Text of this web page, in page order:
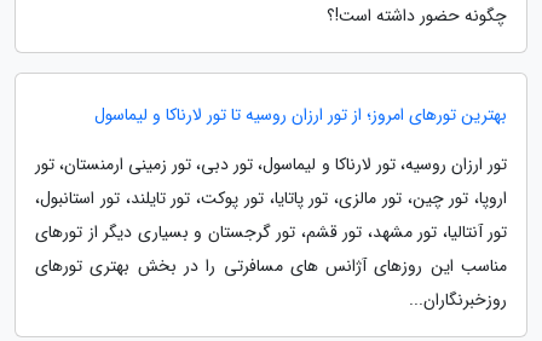
چگونه حضور داشته است!؟
بهترین تورهای امروز؛ از تور ارزان روسیه تا تور لارناکا و لیماسول
تور ارزان روسیه، تور لارناکا و لیماسول، تور دبی، تور زمینی ارمنستان، تور
اروپا، تور چین، تور مالزی، تور پاتایا، تور پوکت، تور تایلند، تور استانبول،
تور آنتالیا، تور مشهد، تور قشم، تور گرجستان و بسیاری دیگر از تورهای
مناسب این روزهای آژانس های مسافرتی را در بخش بهتری تورهای
روزخبرنگاران...